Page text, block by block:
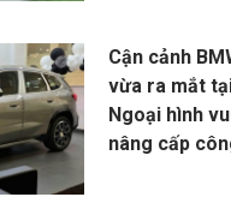
Cận cảnh
vừa ra mắt
Ngoại hình
nâng cấp